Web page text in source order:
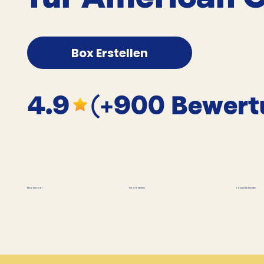
Box Erstellen
4.9 (+900
Revolutionär mit 4,9 Sternen Tausende Kunden